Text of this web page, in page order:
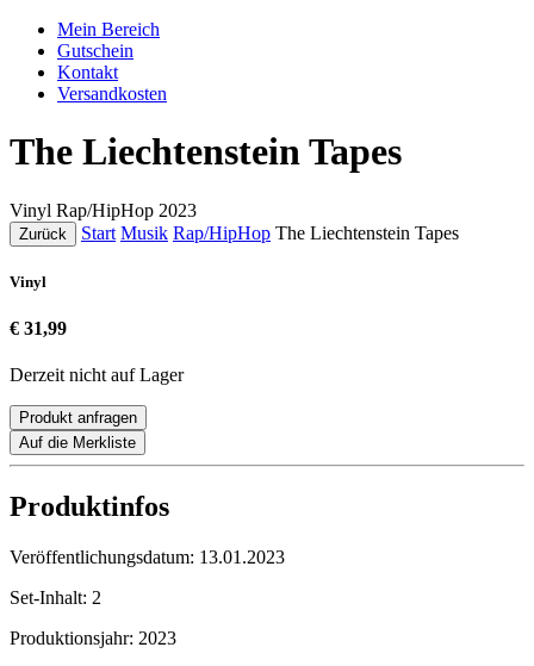
Mein Bereich
Gutschein
Kontakt
Versandkosten
The Liechtenstein Tapes
Vinyl Rap/HipHop 2023
Zurück Start Musik Rap/HipHop The Liechtenstein Tapes
Vinyl
€ 31,99
Derzeit nicht auf Lager
Produkt anfragen
Auf die Merkliste
Produktinfos
Veröffentlichungsdatum: 13.01.2023
Set-Inhalt: 2
Produktionsjahr: 2023